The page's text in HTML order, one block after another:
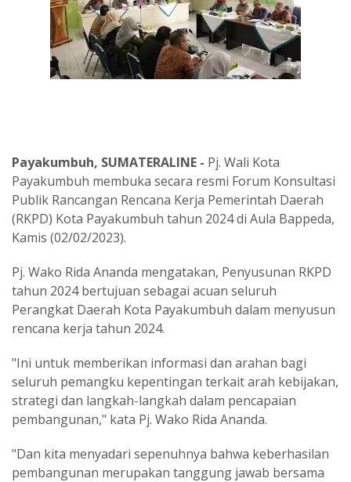
Payakumbuh, SUMATERALINE - Pj. Wali Kota
Payakumbuh membuka secara resmi Forum Konsultasi
Publik Rancangan Rencana Kerja Pemerintah Daerah
(RKPD) Kota Payakumbuh tahun 2024 di Aula Bappeda,
Kamis (02/02/2023).
Pj. Wako Rida Ananda mengatakan, Penyusunan RKPD
tahun 2024 bertujuan sebagai acuan seluruh
Perangkat Daerah Kota Payakumbuh dalam menyusun
rencana kerja tahun 2024.
"Ini untuk memberikan informasi dan arahan bagi
seluruh pemangku kepentingan terkait arah kebijakan,
strategi dan langkah-langkah dalam pencapaian
pembangunan," kata Pj. Wako Rida Ananda.
"Dan kita menyadari sepenuhnya bahwa keberhasilan
pembangunan merupakan tanggung jawab bersama